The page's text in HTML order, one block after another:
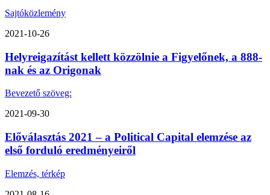
Sajtóközlemény
2021-10-26
Helyreigazítást kellett közzölnie a Figyelőnek, a 888-
nak és az Origonak
Bevezető szöveg:
2021-09-30
Előválasztás 2021 – a Political Capital elemzése az
első forduló eredményeiről
Elemzés, térkép